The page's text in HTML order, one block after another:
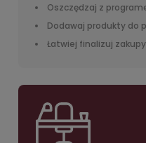
Oszczędzaj z
Dodawaj produkty do
Łatwiej finalizuj